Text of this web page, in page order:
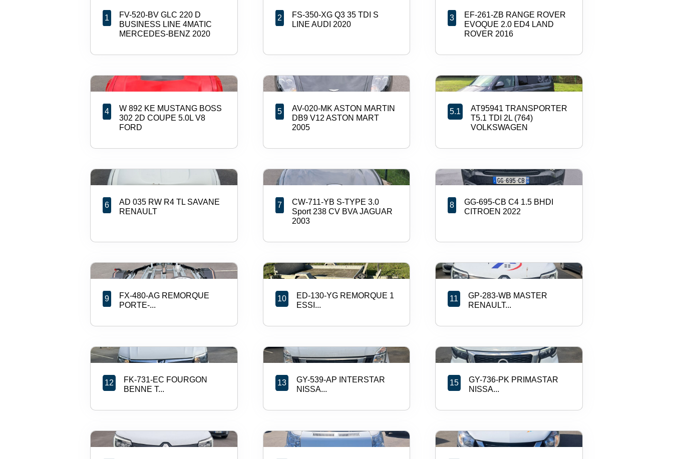
1
FV-520-BV GLC 220 D
BUSINESS LINE 4MATIC
MERCEDES-BENZ 2020
2
FS-350-XG Q3 35 TDI S
LINE AUDI 2020
3
EF-261-ZB RANGE ROVER
EVOQUE 2.0 ED4 LAND
ROVER 2016
4
W 892 KE MUSTANG BOSS
302 2D COUPE 5.0L V8
FORD
5
AV-020-MK ASTON MARTIN
DB9 V12 ASTON MART
2005
5.1
AT95941 TRANSPORTER
T5.1 TDI 2L (764)
VOLKSWAGEN
6
AD 035 RW R4 TL SAVANE
RENAULT
7
CW-711-YB S-TYPE 3.0
Sport 238 CV BVA JAGUAR
2003
8
GG-695-CB C4 1.5 BHDI
CITROEN 2022
9
FX-480-AG REMORQUE
PORTE-...
10
ED-130-YG REMORQUE 1
ESSI...
11
GP-283-WB MASTER
RENAULT...
12
FK-731-EC FOURGON
BENNE T...
13
GY-539-AP INTERSTAR
NISSA...
15
GY-736-PK PRIMASTAR
NISSA...